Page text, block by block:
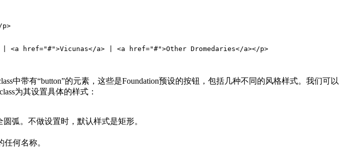
p>
<a href="#">Vicunas</a> | <a href="#">Other Dromedaries</a></p>
带有“button”的元素，这些是Foundation预设的按钮，包括几种不同的风格样式。我们可以
为其设置具体的样式：
圆弧。不做设置时，默认样式是矩形。
任何名称。